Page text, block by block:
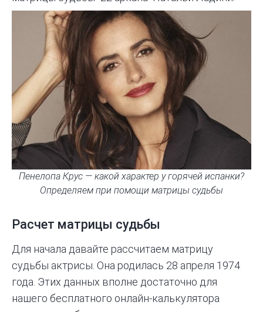
Пенелопа Крус — какой характер у горячей испанки?
Определяем при помощи матрицы судьбы
Расчет матрицы судьбы
Для начала давайте рассчитаем матрицу
судьбы актрисы. Она родилась 28 апреля 1974
года. Этих данных вполне достаточно для
нашего бесплатного онлайн-калькулятора